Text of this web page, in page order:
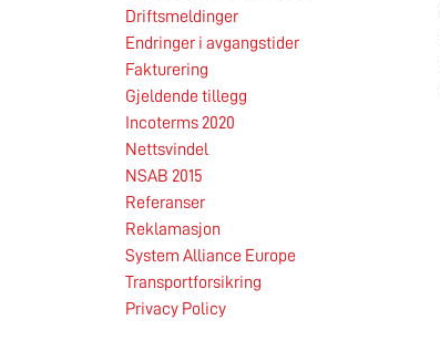
Driftsmeldinger
Endringer i avgangstider
Fakturering
Gjeldende tillegg
Incoterms 2020
Nettsvindel
NSAB 2015
Referanser
Reklamasjon
System Alliance Europe
Transportforsikring
Privacy Policy